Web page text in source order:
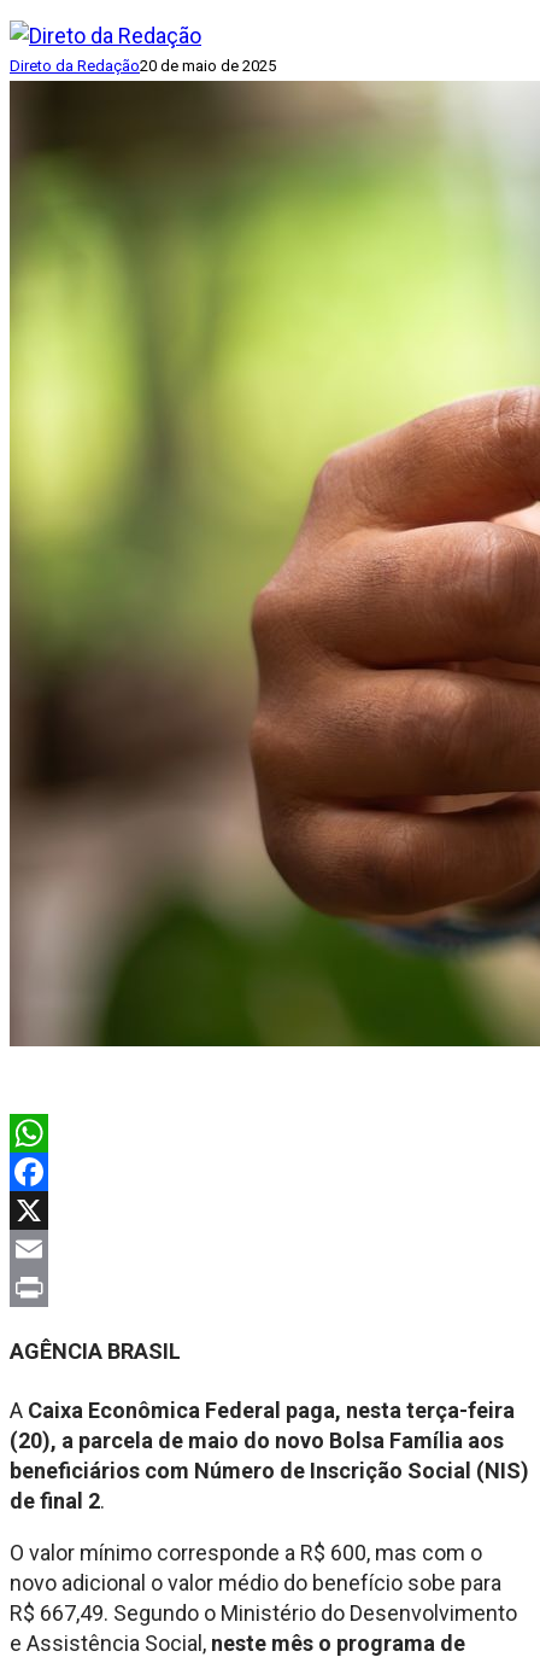
Direto da Redação20 de maio de 2025
WhatsApp
Facebook
X
Email
AGÊNCIA BRASIL
A Caixa Econômica Federal paga, nesta terça-feira
(20), a parcela de maio do novo Bolsa Família aos
beneficiários com Número de Inscrição Social (NIS)
de final 2.
O valor mínimo corresponde a R$ 600, mas com o
novo adicional o valor médio do benefício sobe para
R$ 667,49. Segundo o Ministério do Desenvolvimento
e Assistência Social, neste mês o programa de